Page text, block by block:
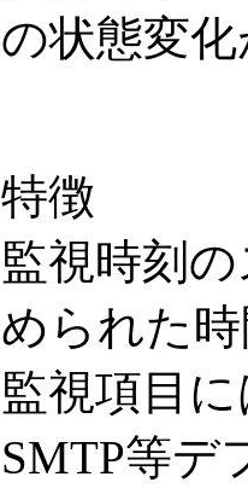
の状態変
特徴
監視時刻
められた
監視項目に
SMTP等デ